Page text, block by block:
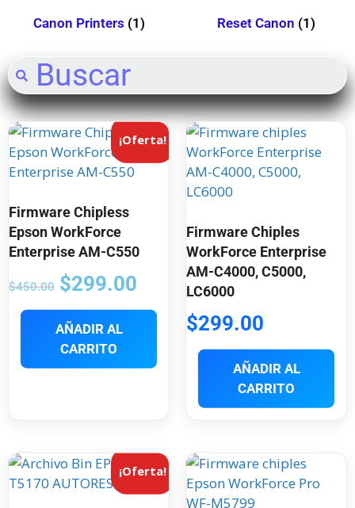
Canon Printers (1) Reset Canon (1)
¡Oferta!
Firmware Chipless
Epson WorkForce
Enterprise AM-C550
$450.00 $299.00
AÑADIR AL
CARRITO
Firmware Chiples
WorkForce Enterprise
AM-C4000, C5000,
LC6000
$299.00
AÑADIR AL
CARRITO
¡Oferta!